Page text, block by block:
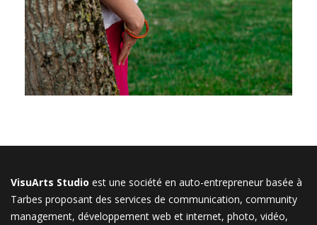
VisuArts Studio est une société en auto-entrepreneur basée à
Tarbes proposant des services de communication, community
management, développement web et internet, photo, vidéo,